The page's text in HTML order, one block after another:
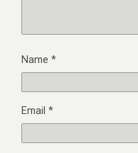
Name *
Email *